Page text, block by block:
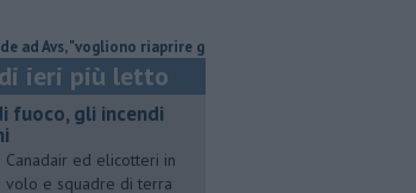
"vogliono riaprire gli inceneritori"
ieri più letto
fuoco, gli incendi
Canadair ed elicotteri in
volo e squadre di terra